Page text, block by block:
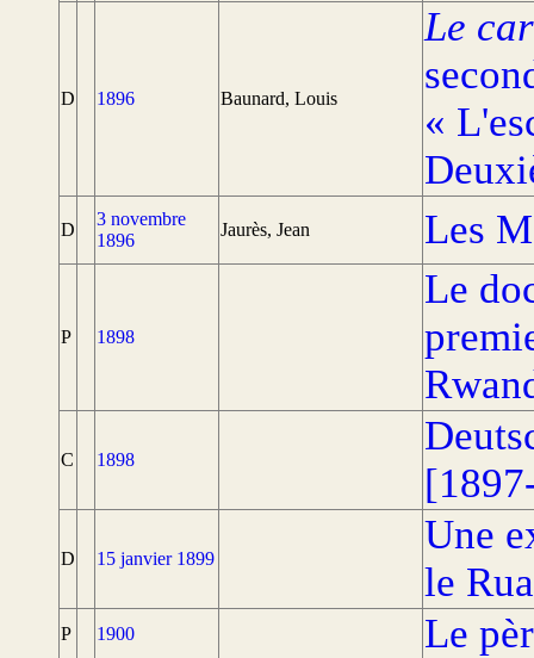
D 1896 Baunard, Louis
Le
«
D
3 novembre
1896
Jaurès, Jean Les
P 1898
Le
C 1898
D 15 janvier 1899
Une
le
P 1900 Le